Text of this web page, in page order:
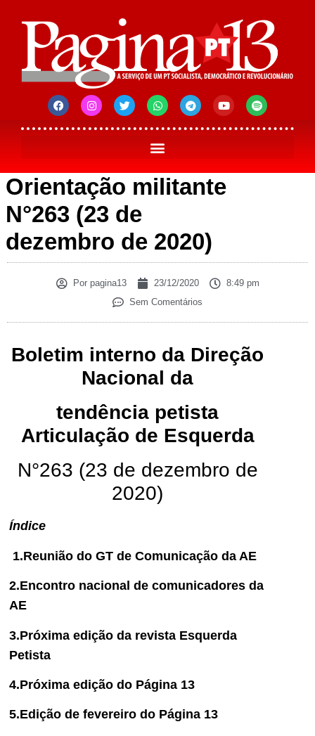
Orientação militante
N°263 (23 de
dezembro de 2020)
Porpagina13 23/12/2020
8:49 pm
Sem Comentários
Boletim interno da Direção
Nacional da
tendência petista
Articulação de Esquerda
N°263 (23 de dezembro de
2020)
Índice
1.Reunião do GT de Comunicação da AE
2.Encontro nacional de comunicadores da
AE
3.Próxima edição da revista Esquerda
Petista
4.Próxima edição do Página 13
5.Edição de fevereiro do Página 13